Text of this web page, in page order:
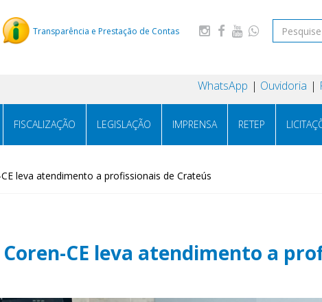
Transparência e Prestação de Contas
WhatsApp Ouvidoria
FISCALIZAÇÃO LEGISLAÇÃO IMPRENSA RETEP
leva atendimento a profissionais de Crateús
CE leva atendimento a